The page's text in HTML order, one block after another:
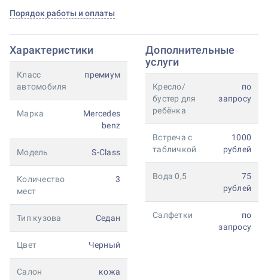
Порядок работы и оплаты
Характеристики
Класс
автомобиля
премиум
Марка
Mercedes
benz
Модель S-Class
Количество
мест
3
Тип кузова Седан
Цвет Черный
Салон кожа
Дополнительные
услуги
Кресло/
бустер для
ребёнка
по
запросу
Встреча с
табличкой
1000
рублей
Вода 0,5
75
рублей
Салфетки
по
запросу